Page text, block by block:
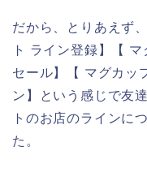
だから、とりあえず
ト ライン登録】【
セール】【 マグカッ
ン】という感じで友
トのお店のラインに
た。